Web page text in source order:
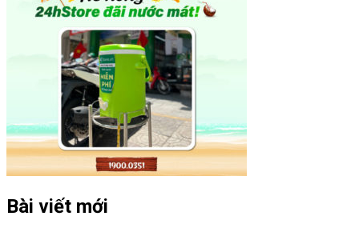
Bài viết mới